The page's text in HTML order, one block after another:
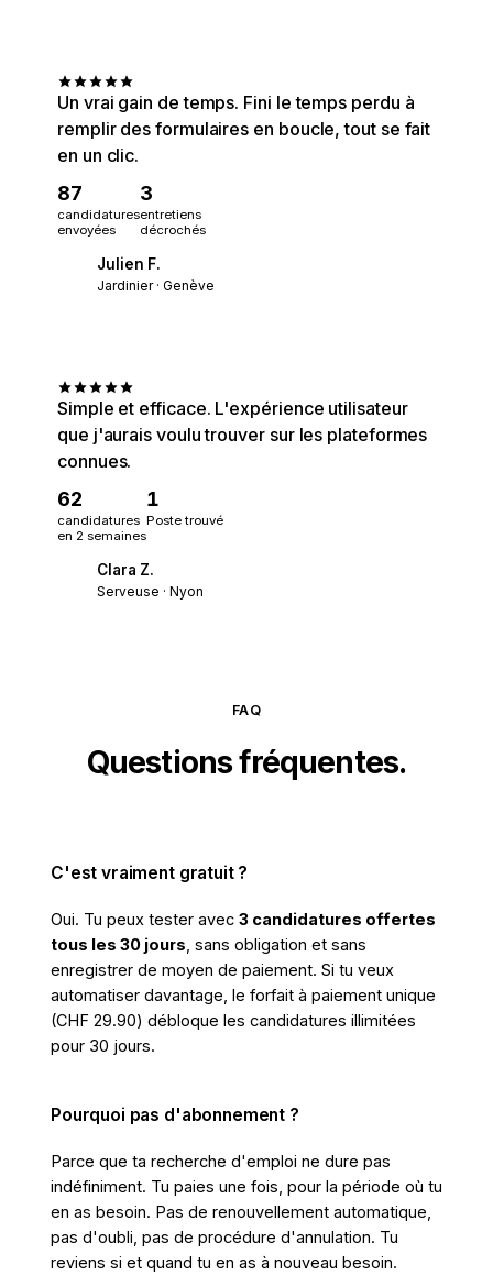
Un vrai gain de temps. Fini le temps perdu à
remplir des formulaires en boucle, tout se fait
en un clic.
87
candidatures
envoyées
3
entretiens
décrochés
Julien F.
Jardinier · Genève
Simple et efficace. L'expérience utilisateur
que j'aurais voulu trouver sur les plateformes
connues.
62
candidatures
en 2 semaines
1
Poste trouvé
Clara Z.
Serveuse · Nyon
FAQ
Questions fréquentes.
C'est vraiment gratuit ?
Oui. Tu peux tester avec 3 candidatures offertes
tous les 30 jours , sans obligation et sans
enregistrer de moyen de paiement. Si tu veux
automatiser davantage, le forfait à paiement unique
(CHF 29.90) débloque les candidatures illimitées
pour 30 jours.
Pourquoi pas d'abonnement ?
Parce que ta recherche d'emploi ne dure pas
indéfiniment. Tu paies une fois, pour la période où tu
en as besoin. Pas de renouvellement automatique,
pas d'oubli, pas de procédure d'annulation. Tu
reviens si et quand tu en as à nouveau besoin.